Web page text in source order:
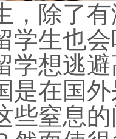
，除了
学生也
学想逃
是在国
些窒息